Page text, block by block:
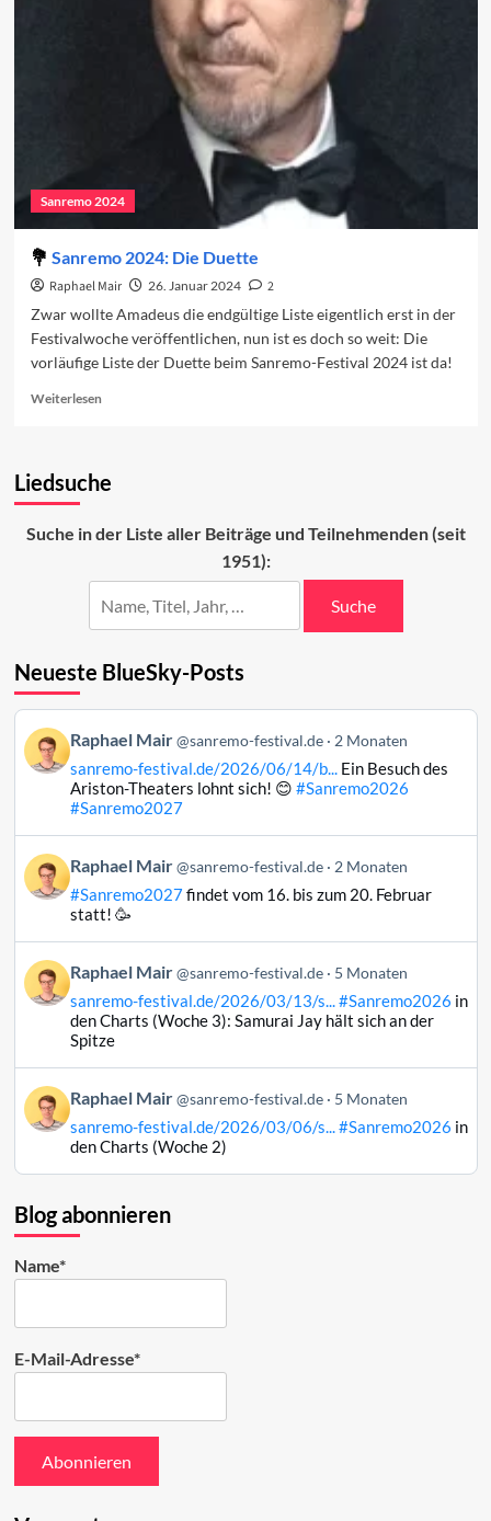
Sanremo 2024
Sanremo 2024: Die Duette
Raphael Mair 26. Januar 2024
2
Zwar wollte Amadeus die endgültige Liste eigentlich erst in der
Festivalwoche veröffentlichen, nun ist es doch so weit: Die
vorläufige Liste der Duette beim Sanremo-Festival 2024 ist da!
WeiterlesenRead
2024:
Liedsuche
Suche in der Liste aller Beiträge und Teilnehmenden (seit
1951):
Suche
Neueste BlueSky-Posts
Beitrag
von
Raphael
ansehen
Raphael Mair @sanremo-festival.de 2 Monaten
sanremo-festival.de/2026/06/14/b...Ein Besuch des
Ariston-Theaters lohnt sich! 😊 #Sanremo2026
#Sanremo2027
Beitrag
von
Raphael
Bluesky
ansehen
Raphael Mair @sanremo-festival.de 2 Monaten
#Sanremo2027findet vom 16. bis zum 20. Februar
statt! 🥳
Beitrag
von
Raphael
ansehen
Raphael Mair @sanremo-festival.de 5 Monaten
sanremo-festival.de/2026/03/13/s...#Sanremo2026 in
den Charts (Woche 3): Samurai Jay hält sich an der
Spitze
Beitrag
von
Raphael
Bluesky
ansehen
Raphael Mair @sanremo-festival.de 5 Monaten
sanremo-festival.de/2026/03/06/s...#Sanremo2026 in
den Charts (Woche 2)
Blog abonnieren
Name*
E-Mail-Adresse*